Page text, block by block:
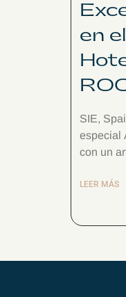
en
SIE,
especial
con un
LEER MÁS